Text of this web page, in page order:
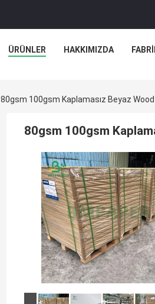
ÜRÜNLER HAKKIMIZDA
80gsm 100gsm Kaplamasız Beyaz
80gsm 100gsm